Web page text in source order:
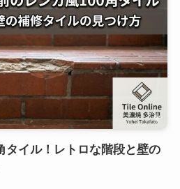
タイル！レトロな階段と壁の